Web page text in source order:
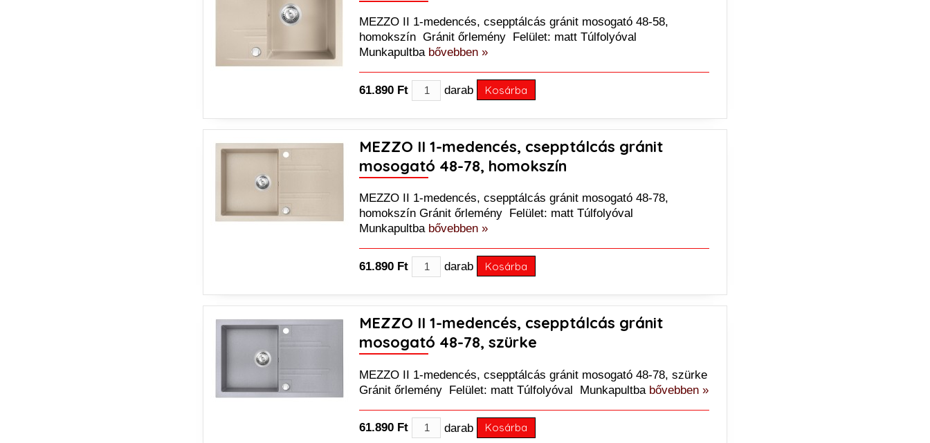
MEZZO II 1-medencés, csepptálcás gránit mosogató 48-58,
homokszín Gránit őrlemény Felület: matt Túlfolyóval
Munkapultba bővebben »
61.890 Ft darab Kosárba
MEZZO II 1-medencés, csepptálcás gránit
mosogató 48-78, homokszín
MEZZO II 1-medencés, csepptálcás gránit mosogató 48-78,
homokszín Gránit őrlemény Felület: matt Túlfolyóval
Munkapultba bővebben »
61.890 Ft darab Kosárba
MEZZO II 1-medencés, csepptálcás gránit
mosogató 48-78, szürke
MEZZO II 1-medencés, csepptálcás gránit mosogató 48-78, szürke
Gránit őrlemény Felület: matt Túlfolyóval Munkapultba bővebben »
61.890 Ft darab Kosárba